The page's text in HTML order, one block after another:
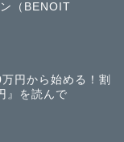
ン（BENOIT
円から始める！割
』を読んで